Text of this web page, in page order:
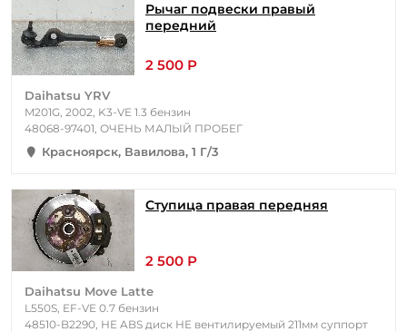
Рычаг подвески правый
передний
2 500 Р
Daihatsu YRV
M201G, 2002, K3-VE 1.3 бензин
48068-97401, ОЧЕНЬ МАЛЫЙ ПРОБЕГ
Красноярск, Вавилова, 1 Г/3
Ступица правая передняя
2 500 Р
Daihatsu Move Latte
L550S, EF-VE 0.7 бензин
48510-B2290, НЕ ABS диск НЕ вентилируемый 211мм суппорт